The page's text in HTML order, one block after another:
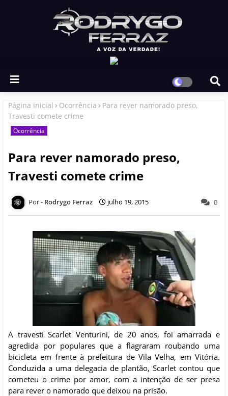
Página inicial Ocorrência
Para rever namorado preso,
Travesti comete crime
Ocorrência
Para rever namorado preso,
Travesti comete crime
Rodrygo Ferraz julho 19, 2015 0
A travesti Scarlet Venturini, de 20 anos, foi amarrada e
agredida por populares que a flagraram roubando uma
bicicleta em frente à prefeitura de Vila Velha, em Vitória.
Conduzida a uma delegacia de plantão, Scarlet contou que
cometeu o crime por amor, com a intenção de ser presa
para rever o namorado que deixou na prisão.